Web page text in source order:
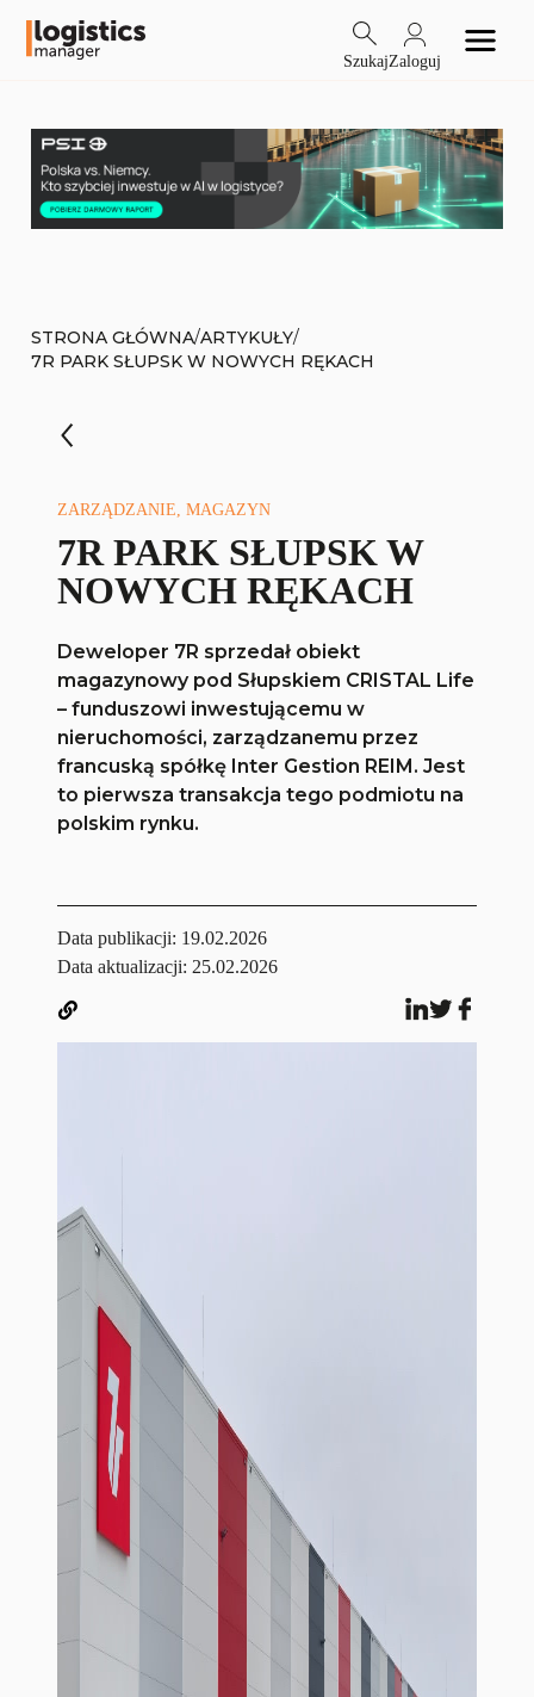
SzukajZaloguj
STRONA GŁÓWNA/ARTYKUŁY/
7R PARK SŁUPSK W NOWYCH RĘKACH
ZARZĄDZANIE, MAGAZYN
7R PARK SŁUPSK W
NOWYCH RĘKACH
Deweloper 7R sprzedał obiekt
magazynowy pod Słupskiem CRISTAL Life
– funduszowi inwestującemu w
nieruchomości, zarządzanemu przez
francuską spółkę Inter Gestion REIM. Jest
to pierwsza transakcja tego podmiotu na
polskim rynku.
Data publikacji: 19.02.2026
Data aktualizacji: 25.02.2026